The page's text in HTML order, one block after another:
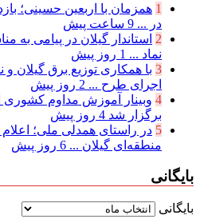
1 همزمان با اربعین حسینی؛
در ... 9 ساعت پیش
2 استاندار گیلان در پیامی به
نماد ... 1 روز پیش
3 با همکاری توزیع برق گیلان
اجرای طرح ... 2 روز پیش
4 وبینار آموزش مداوم
برگزار شد 4 روز پیش
5 در راستای همدلی ملی؛
منطقه‌ای گیلان ... 6 روز پیش
بایگانی
بایگانی